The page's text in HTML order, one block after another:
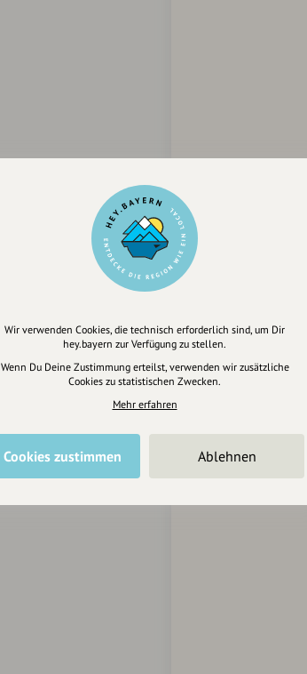
Wir verwenden Cookies, die technisch erforderlich sind, um Dir
hey.bayern zur Verfügung zu stellen.
Wenn Du Deine Zustimmung erteilst, verwenden wir zusätzliche
Cookies zu statistischen Zwecken.
Mehr erfahren
Cookies zustimmen Ablehnen